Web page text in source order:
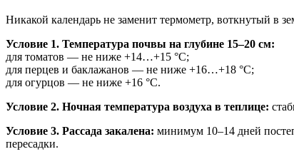
Никакой календарь не заменит термометр, воткнутый в
Условие 1. Температура почвы на глубине 15–20 см:
для томатов — не ниже +14…+15 °C;
для перцев и баклажанов — не ниже +16…+18 °C;
для огурцов — не ниже +16 °C.
Условие 2. Ночная температура воздуха в теплице:
Условие 3. Рассада закалена: минимум 10–14 дней
пересадки.